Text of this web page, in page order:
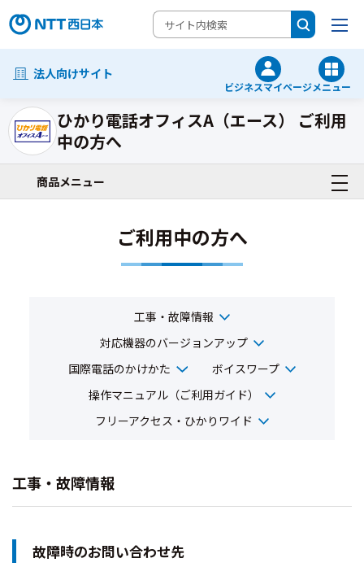
法人向けサイト
ビジネスマイページメニュー
ひかり電話オフィスA（エース） ご利用
中の方へ
IP電話一覧
商品メニュー
ご利用中の方へ
工事・故障情報
対応機器のバージョンアップ
国際電話のかけかた
ボイスワープ
操作マニュアル（ご利用ガイド）
フリーアクセス・ひかりワイド
工事・故障情報
故障時のお問い合わせ先